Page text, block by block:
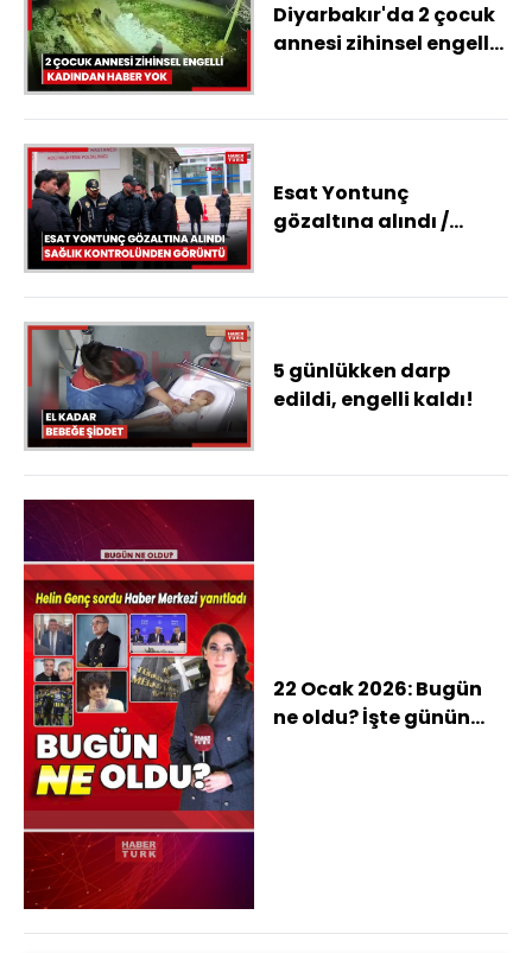
Diyarbakır'da 2 çocuk
annesi zihinsel engelli
Esat Yontunç
gözaltına alındı /
5 günlükken darp
edildi, engelli kaldı!
22 Ocak 2026: Bugün
ne oldu? İşte günün